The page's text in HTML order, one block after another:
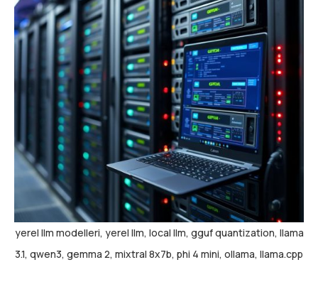
yerel llm modelleri, yerel llm, local llm, gguf quantization, llama
3.1, qwen3, gemma 2, mixtral 8x7b, phi 4 mini, ollama, llama.cpp